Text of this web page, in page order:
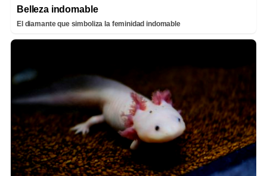
Belleza indomable
El diamante que simboliza la feminidad indomable